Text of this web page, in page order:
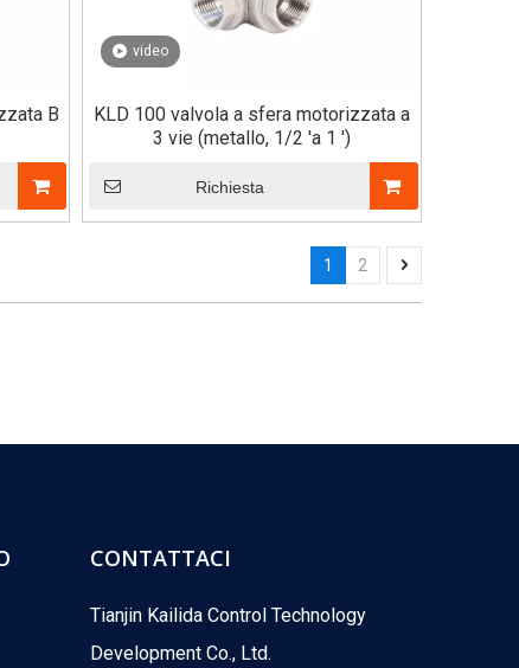
B
video
KLD 100 valvola a sfera motorizzata a
3 vie (metallo, 1/2 'a 1 ')
Richiesta
1 2
CONTATTACI
Tianjin Kailida Control Technology
Development Co., Ltd.